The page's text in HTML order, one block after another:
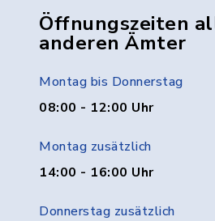
Öffnungszeiten
anderen Ämter
Montag bis Donnerstag
08:00 - 12:00 Uhr
Montag zusätzlich
14:00 - 16:00 Uhr
Donnerstag zusätzlich